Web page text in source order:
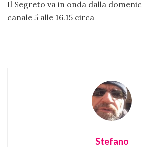
Il Segreto va in onda dalla
canale 5 alle 16.15 circa
Stefano